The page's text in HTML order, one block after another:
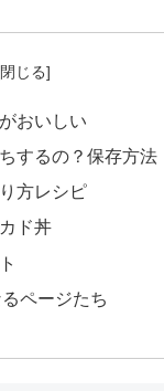
おいしい
するの？保存方法
方レシピ
ド丼
ページたち